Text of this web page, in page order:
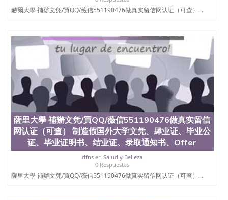
士做文凭/购买澳洲大学毕业证成绩单假文凭学历劍
证、毕业证明书、结业证、录取通知书、Offer、在读
证明、雅思托福成绩单
赫爾大學 補辦文凭/買QQ/薇信551190476做真实留信网认证（可查）...
薩里大學 補辦文凭/買QQ/薇信551190476做真实留信
网认证（可查） 制造假国外大学文凭、肆业证、毕业公
证、毕业证明书、结业证、录取通知书、Offer
dfnsen Salud y Belleza
0 Respuestas
薩里大學 補辦文凭/買QQ/薇信551190476做真实留信网认证（可查）...